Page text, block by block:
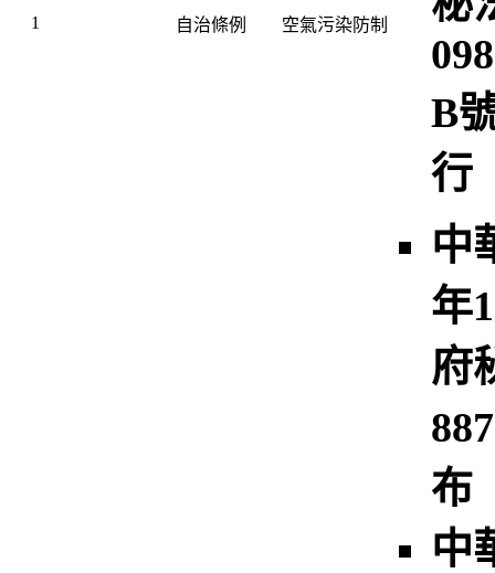
1 自治條例 空氣污染防制
B
行
中
年
府
布
中